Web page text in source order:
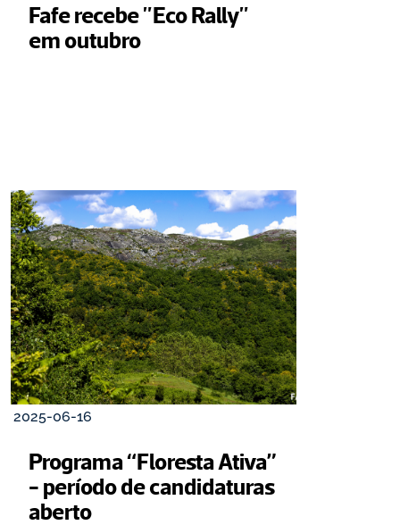
Fafe recebe "Eco Rally"
em outubro
2025-06-16
Programa “Floresta Ativa”
- período de candidaturas
aberto